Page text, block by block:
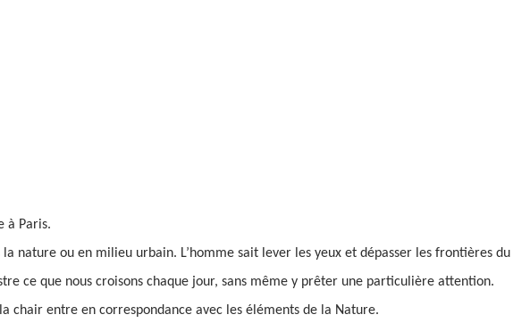
à Paris.
la nature ou en milieu urbain. L’homme sait lever les yeux et dépasser les frontières du
ce que nous croisons chaque jour, sans même y prêter une particulière attention.
chair entre en correspondance avec les éléments de la Nature.